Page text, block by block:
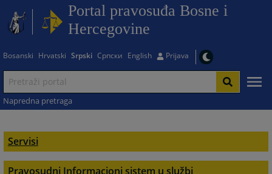
Portal pravosuđa Bosne i
Hercegovine
Bosanski Hrvatski Srpski Српски English Prijava
Napredna pretraga
Servisi
Pravosudni Informacioni sistem u službi